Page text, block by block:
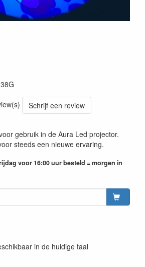
Schrijf een review
gebruik in de Aura Led projector.
steeds een nieuwe ervaring.
voor 16:00 uur besteld = morgen in
in de huidige taal